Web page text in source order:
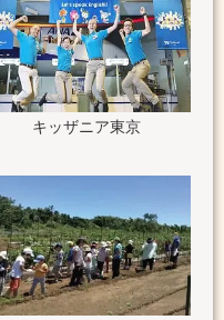
キッザニア東京